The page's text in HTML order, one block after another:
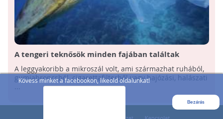
Kövess minket a facebookon, likeold oldalunkat!
Bezárás
A tengeri teknősök minden fajában találtak
mikroműanyagot
A leggyakoribb a mikroszál volt, ami származhat ruhából,
gumiabroncsból, cigarettafilterből vagy hajózási, halászati